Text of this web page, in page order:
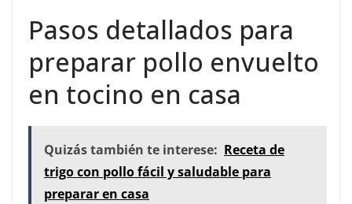
Pasos detallados para
preparar pollo envuelto
en tocino en casa
Quizás también te interese: Receta de
trigo con pollo fácil y saludable para
preparar en casa